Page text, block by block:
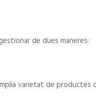
de dues maneres:
varietat de productes